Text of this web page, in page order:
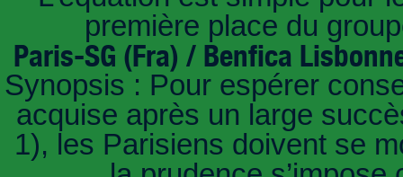
première place du
Paris-SG (Fra) / Benfica
Synopsis : Pour espérer
acquise après un large
1), les Parisiens doivent se